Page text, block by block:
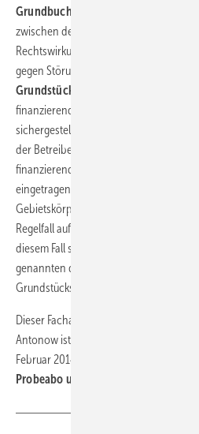
Grundbuch
zwischen den Vertragspartnern hat,
Rechtswirkung gegenüber jedermann
gegen Störungen in seinen Befugnissen,
Grundstücks
finanzierende Bank oder eines von
sichergestellt werden, müssen neben
der Betreibergesellschaft auch eine
finanzierenden Bank und eine
eingetragen werden. Gehört ein
Gebietskörperschaft wie zum Beispiel
Regelfall auf die dingliche Sicherung
diesem Fall sollte jedoch vertraglich
genannten dinglichen Rechte im Fall der
Grundstücks in das Grundbuch
Dieser Fachartikel der Rechtsanwälte
Antonow ist in der Printausgabe von
Februar 2014 erschienen.
Probeabo unseres Magazins.